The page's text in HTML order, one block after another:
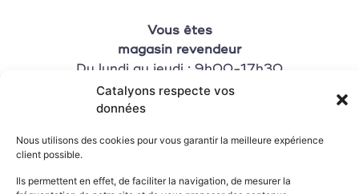
Catalyons respecte vos
données
Nous utilisons des cookies pour vous garantir la meilleure expérience
client possible.
Ils permettent en effet, de faciliter la navigation, de mesurer la
Vous êtes
magasin revendeur
Du lundi au jeudi : 9h00-17h30
Vendredi : 9h00-16h30
01 53 28 24 84